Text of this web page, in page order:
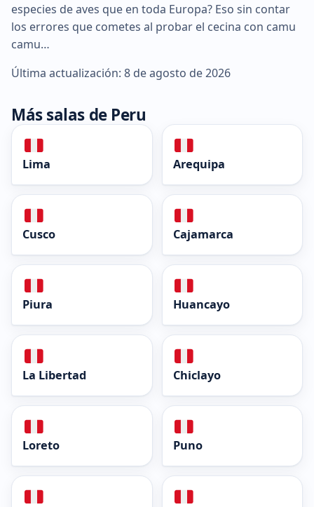
especies de aves que en toda Europa? Eso sin contar
los errores que cometes al probar el cecina con camu
camu…
Última actualización: 8 de agosto de 2026
Más salas de Peru
Lima Arequipa
Cusco Cajamarca
Piura Huancayo
La Libertad Chiclayo
Loreto Puno